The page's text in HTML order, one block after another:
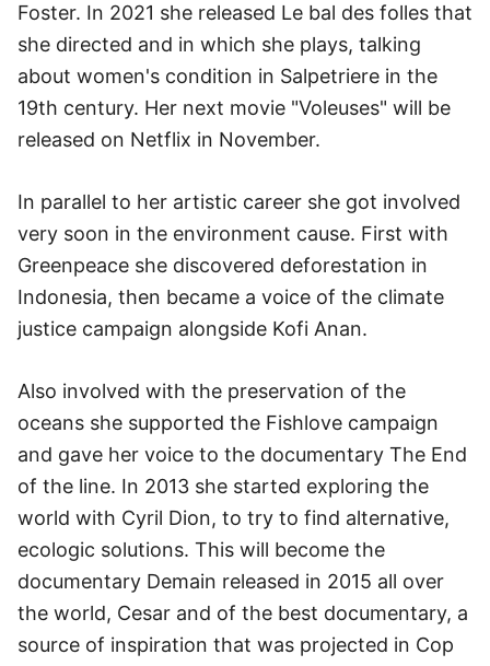
Foster. In 2021 she released Le bal des folles that
she directed and in which she plays, talking
about women's condition in Salpetriere in the
19th century. Her next movie "Voleuses" will be
released on Netflix in November.
In parallel to her artistic career she got involved
very soon in the environment cause. First with
Greenpeace she discovered deforestation in
Indonesia, then became a voice of the climate
justice campaign alongside Kofi Anan.
Also involved with the preservation of the
oceans she supported the Fishlove campaign
and gave her voice to the documentary The End
of the line. In 2013 she started exploring the
world with Cyril Dion, to try to find alternative,
ecologic solutions. This will become the
documentary Demain released in 2015 all over
the world, Cesar and of the best documentary, a
source of inspiration that was projected in Cop